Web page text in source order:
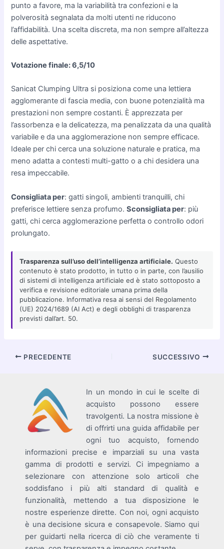
punto a favore, ma la variabilità tra confezioni e la
polverosità segnalata da molti utenti ne riducono
l’affidabilità. Una scelta discreta, ma non sempre all’altezza
delle aspettative.
Votazione finale: 6,5/10
Sanicat Clumping Ultra si posiziona come una lettiera
agglomerante di fascia media, con buone potenzialità ma
prestazioni non sempre costanti. È apprezzata per
l’assorbenza e la delicatezza, ma penalizzata da una qualità
variabile e da una agglomerazione non sempre efficace.
Ideale per chi cerca una soluzione naturale e pratica, ma
meno adatta a contesti multi-gatto o a chi desidera una
resa impeccabile.
Consigliata per: gatti singoli, ambienti tranquilli, chi
preferisce lettiere senza profumo.Sconsigliata per: più
gatti, chi cerca agglomerazione perfetta o controllo odori
prolungato.
Trasparenza sull’uso dell’intelligenza artificiale. Questo
contenuto è stato prodotto, in tutto o in parte, con l’ausilio
di sistemi di intelligenza artificiale ed è stato sottoposto a
verifica e revisione editoriale umana prima della
pubblicazione. Informativa resa ai sensi del Regolamento
(UE) 2024/1689 (AI Act) e degli obblighi di trasparenza
previsti dall’art. 50.
Navigazione
PRECEDENTE SUCCESSIVO
In un mondo in cui le scelte di
acquisto possono essere
travolgenti. La nostra missione è
di offrirti una guida affidabile per
ogni tuo acquisto, fornendo
informazioni precise e imparziali su una vasta
gamma di prodotti e servizi. Ci impegniamo a
selezionare con attenzione solo articoli che
soddisfano i più alti standard di qualità e
funzionalità, mettendo a tua disposizione le
nostre esperienze dirette. Con noi, ogni acquisto
è una decisione sicura e consapevole. Siamo qui
per guidarti nella ricerca di ciò che veramente ti